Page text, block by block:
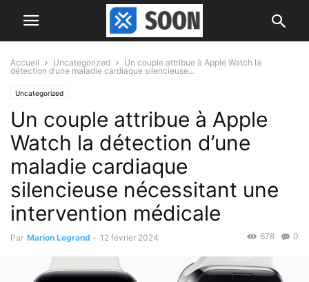
Accueil Uncategorized
Un couple attribue à Apple Watch la
détection d’une maladie cardiaque silencieuse...
Uncategorized
Un couple attribue à Apple
Watch la détection d’une
maladie cardiaque
silencieuse nécessitant une
intervention médicale
Par Marion Legrand - 12 février 2024 0
678